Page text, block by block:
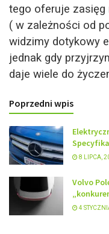
tego oferuje zasięg
( w zależności od
widzimy dotykowy
jednak gdy
daje wiele do
Poprzedni wpis
8 LIPCA,
Volvo
4